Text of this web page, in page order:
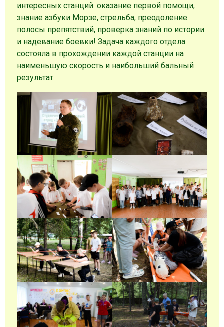
интересных станций: оказание первой помощи,
знание азбуки Морзе, стрельба, преодоление
полосы препятствий, проверка знаний по истории
и надевание боевки! Задача каждого отдела
состояла в прохождении каждой станции на
наименьшую скорость и наибольший бальный
результат.